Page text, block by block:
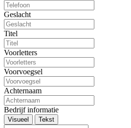
Geslacht
Titel
Voorletters
Voorvoegsel
Achternaam
Bedrijf informatie
Visueel Tekst